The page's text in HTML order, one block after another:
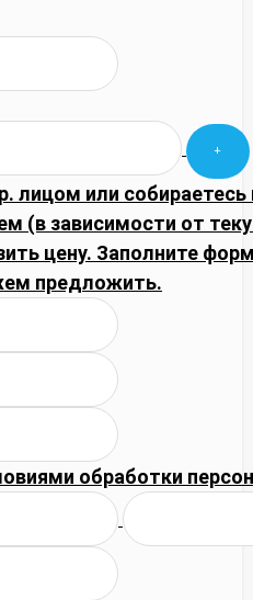
лицом или
(в зависимости от
цену. Заполните
предложить.
обработки